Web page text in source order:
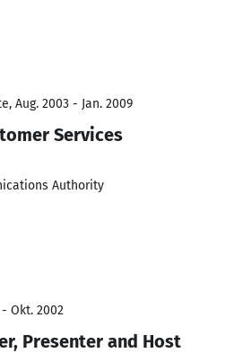
Aug. 2003 - Jan. 2009
Services
Authority
Okt. 2002
Presenter and Host